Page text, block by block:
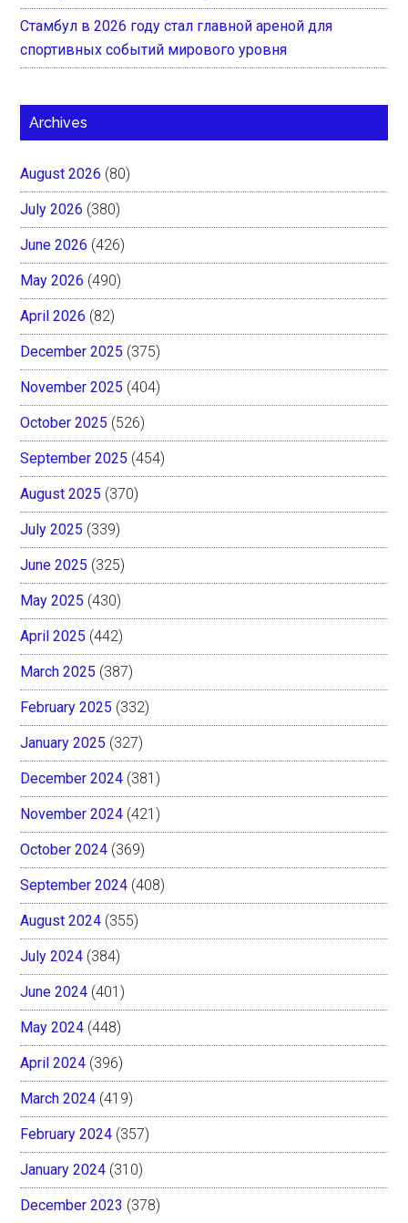
Стамбул в 2026 году стал главной ареной для
спортивных событий мирового уровня
Archives
August 2026 (80)
July 2026 (380)
June 2026 (426)
May 2026 (490)
April 2026 (82)
December 2025 (375)
November 2025 (404)
October 2025 (526)
September 2025 (454)
August 2025 (370)
July 2025 (339)
June 2025 (325)
May 2025 (430)
April 2025 (442)
March 2025 (387)
February 2025 (332)
January 2025 (327)
December 2024 (381)
November 2024 (421)
October 2024 (369)
September 2024 (408)
August 2024 (355)
July 2024 (384)
June 2024 (401)
May 2024 (448)
April 2024 (396)
March 2024 (419)
February 2024 (357)
January 2024 (310)
December 2023 (378)